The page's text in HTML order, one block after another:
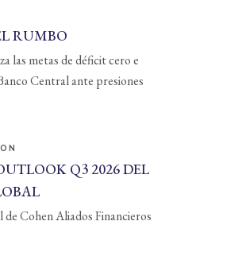
RUMBO
las metas de déficit cero e
Central ante presiones
Q3 2026 DEL
Cohen Aliados Financieros